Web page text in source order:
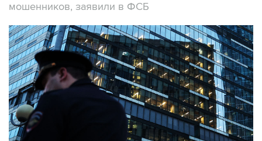
мошенников, заявили в ФСБ